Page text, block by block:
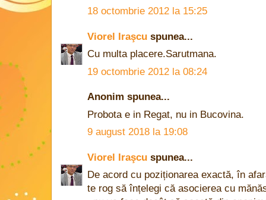
18 octombrie 2012 la 15:25
Viorel Iraşcu spunea...
Cu multa placere.Sarutmana.
19 octombrie 2012 la 08:24
Anonim spunea...
Probota e in Regat, nu in Bucovina.
9 august 2018 la 19:08
Viorel Iraşcu spunea...
De acord cu poziționarea exactă, în
te rog să înțelegi că asocierea cu